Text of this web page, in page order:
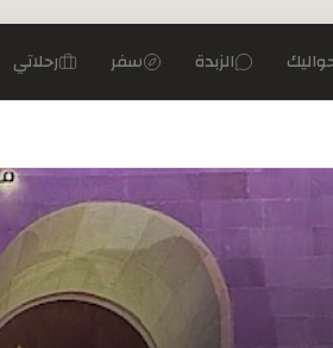
الزبدة سفر رحلاتي